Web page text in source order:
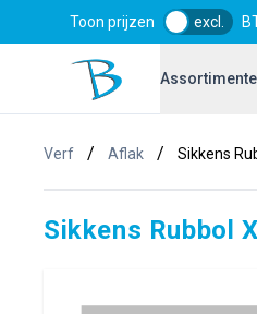
Toon prijzen excl.
Bol Glascentrum B.V.
Verf / Aflak / Sikkens
Sikkens Rubbol